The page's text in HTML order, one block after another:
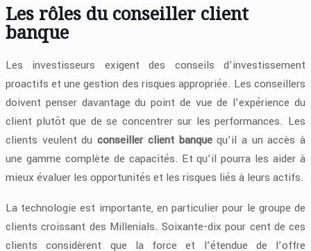
Les rôles du conseiller client
banque
Les investisseurs exigent des conseils d’investissement
proactifs et une gestion des risques appropriée. Les conseillers
doivent penser davantage du point de vue de l’expérience du
client plutôt que de se concentrer sur les performances. Les
clients veulent duconseiller client banquequ’il a un accès à
une gamme complète de capacités. Et qu’il pourra les aider à
mieux évaluer les opportunités et les risques liés à leurs actifs.
La technologie est importante, en particulier pour le groupe de
clients croissant des Millenials. Soixante-dix pour cent de ces
clients considèrent que la force et l’étendue de l’offre